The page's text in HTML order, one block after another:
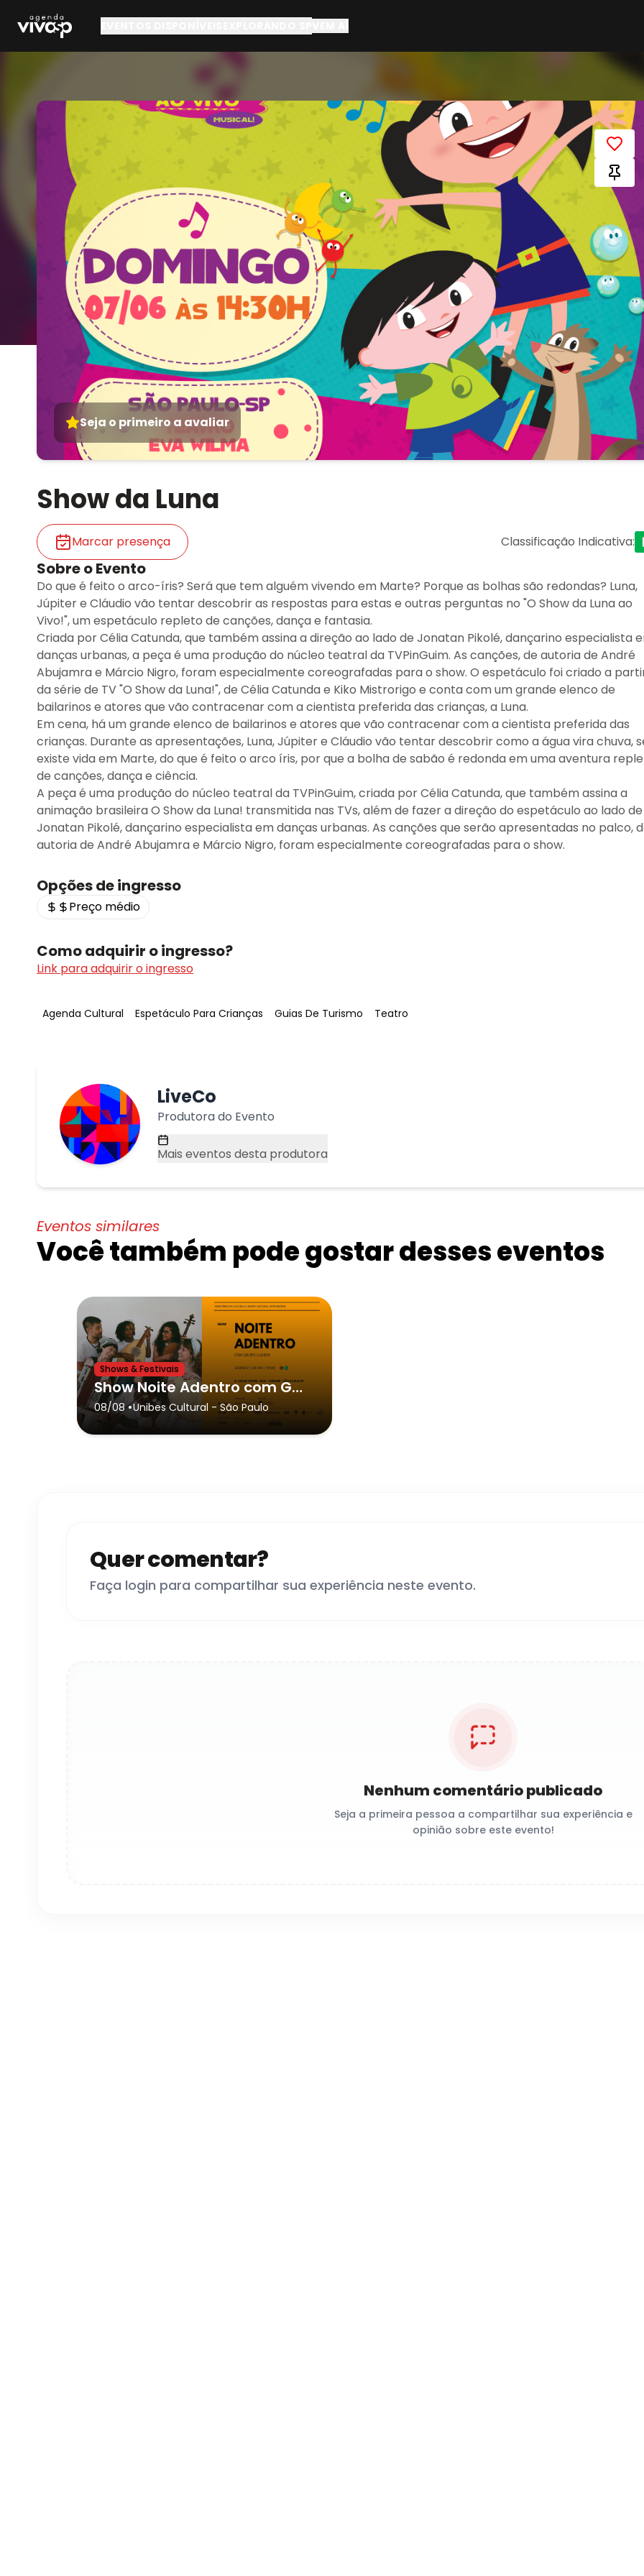
Seja o primeiro a avaliar
Show da Luna
Marcar presença Classificação Indicativa:
Sobre o Evento
Do que é feito o arco-íris? Será que tem alguém vivendo em Marte? Porque as bolhas são redondas? Luna,
Júpiter e Cláudio vão tentar descobrir as respostas para estas e outras perguntas no "O Show da Luna ao
Vivo!", um espetáculo repleto de canções, dança e fantasia.
Criada por Célia Catunda, que também assina a direção ao lado de Jonatan Pikolé, dançarino especialista
danças urbanas, a peça é uma produção do núcleo teatral da TVPinGuim. As canções, de autoria de André
Abujamra e Márcio Nigro, foram especialmente coreografadas para o show. O espetáculo foi criado a
da série de TV "O Show da Luna!", de Célia Catunda e Kiko Mistrorigo e conta com um grande elenco de
bailarinos e atores que vão contracenar com a cientista preferida das crianças, a Luna.
Em cena, há um grande elenco de bailarinos e atores que vão contracenar com a cientista preferida das
crianças. Durante as apresentações, Luna, Júpiter e Cláudio vão tentar descobrir como a água vira chuva,
existe vida em Marte, do que é feito o arco íris, por que a bolha de sabão é redonda em uma aventura
de canções, dança e ciência.
A peça é uma produção do núcleo teatral da TVPinGuim, criada por Célia Catunda, que também assina a
animação brasileira O Show da Luna! transmitida nas TVs, além de fazer a direção do espetáculo ao lado de
Jonatan Pikolé, dançarino especialista em danças urbanas. As canções que serão apresentadas no palco,
autoria de André Abujamra e Márcio Nigro, foram especialmente coreografadas para o show.
Opções de ingresso
Preço médio
Como adquirir o ingresso?
Link para adquirir o ingresso
Tag:
Agenda Cultural Tag:
Espetáculo Para Crianças Tag:
Guias De Turismo Tag:
Teatro
LiveCo
Produtora do Evento
Mais eventos desta produtora
Eventos similares
Você também pode gostar desses eventos
Shows & Festivais
Show Noite Adentro com Grupo Luarim
08/08 •Unibes Cultural - São Paulo
Quer comentar?
Faça login para compartilhar sua experiência neste evento.
Nenhum comentário publicado
Seja a primeira pessoa a compartilhar sua experiência e
opinião sobre este evento!